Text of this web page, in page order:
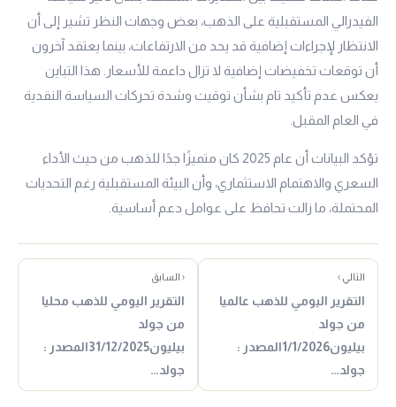
الفيدرالي المستقبلية على الذهب، بعض وجهات النظر تشير إلى أن
الانتظار لإجراءات إضافية قد يحد من الارتفاعات، بينما يعتقد آخرون
أن توقعات تخفيضات إضافية لا تزال داعمة للأسعار. هذا التباين
يعكس عدم تأكيد تام بشأن توقيت وشدة تحركات السياسة النقدية
في العام المقبل.
تؤكد البيانات أن عام 2025 كان متميزًا جدًا للذهب من حيث الأداء
السعري والاهتمام الاستثماري، وأن البيئة المستقبلية رغم التحديات
المحتملة، ما زالت تحافظ على عوامل دعم أساسية.
التالي ›
التقرير اليومي للذهب عالميا
من جولد
بيليون1/1/2026المصدر :
جولد…
‹ السابق
التقرير اليومي للذهب محليا
من جولد
بيليون31/12/2025المصدر :
جولد…